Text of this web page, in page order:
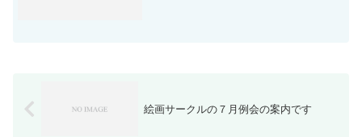
絵画サークルの７月例会の案内です